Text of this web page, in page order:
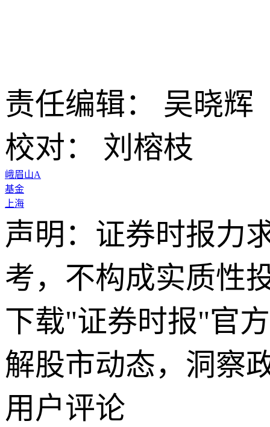
责任编辑： 吴晓辉
校对： 刘榕枝
峨眉山A
基金
上海
声明：证券时报力
考，不构成实质性
下载"证券时报"官
解股市动态，洞察
用户评论